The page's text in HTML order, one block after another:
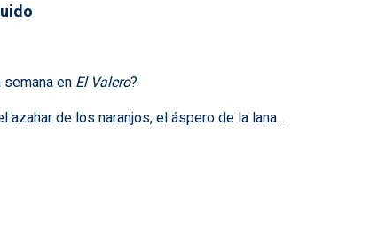
en El Valero?
de los naranjos, el áspero de la lana...